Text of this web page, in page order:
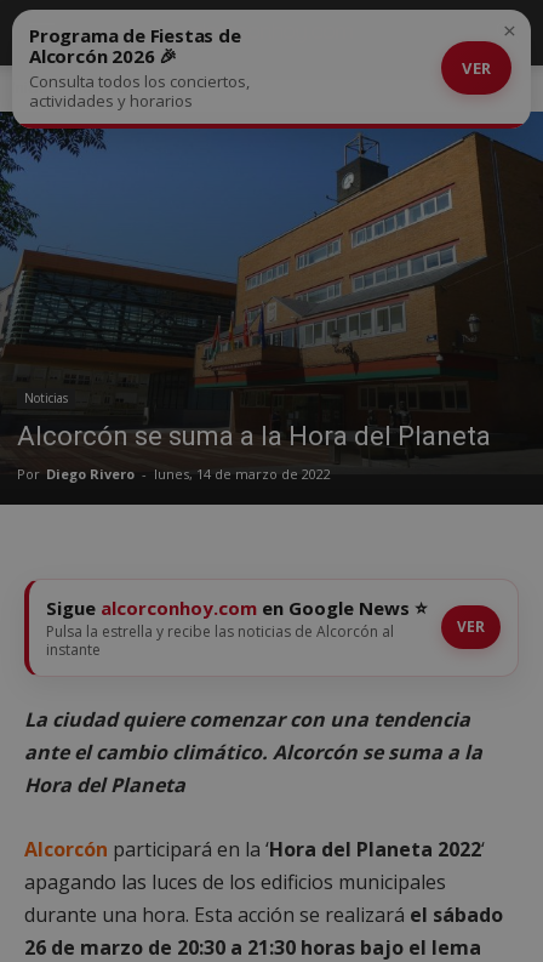
Inicio Noticias
Noticias
Alcorcón se suma a la Hora del Planeta
Por Diego Rivero - lunes, 14 de marzo de 2022
Programa de Fiestas de
Alcorcón 2026 🎉
Consulta todos los conciertos,
actividades y horarios
VER
×
Sigue alcorconhoy.com en Google News ⭐
Pulsa la estrella y recibe las noticias de Alcorcón al
instante
VER
La ciudad quiere comenzar con una tendencia
ante el cambio climático. Alcorcón se suma a la
Hora del Planeta
Alcorcón participará en la ‘Hora del Planeta 2022‘
apagando las luces de los edificios municipales
durante una hora. Esta acción se realizará el sábado
26 de marzo de 20:30 a 21:30 horas bajo el lema